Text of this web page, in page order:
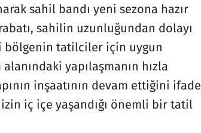
sahil bandı yeni sezona hazır
sahilin uzunluğundan dolayı
bölgenin tatilciler için uygun
yapılaşmanın hızla
inşaatının devam ettiğini ifade
iç içe yaşandığı önemli bir tatil